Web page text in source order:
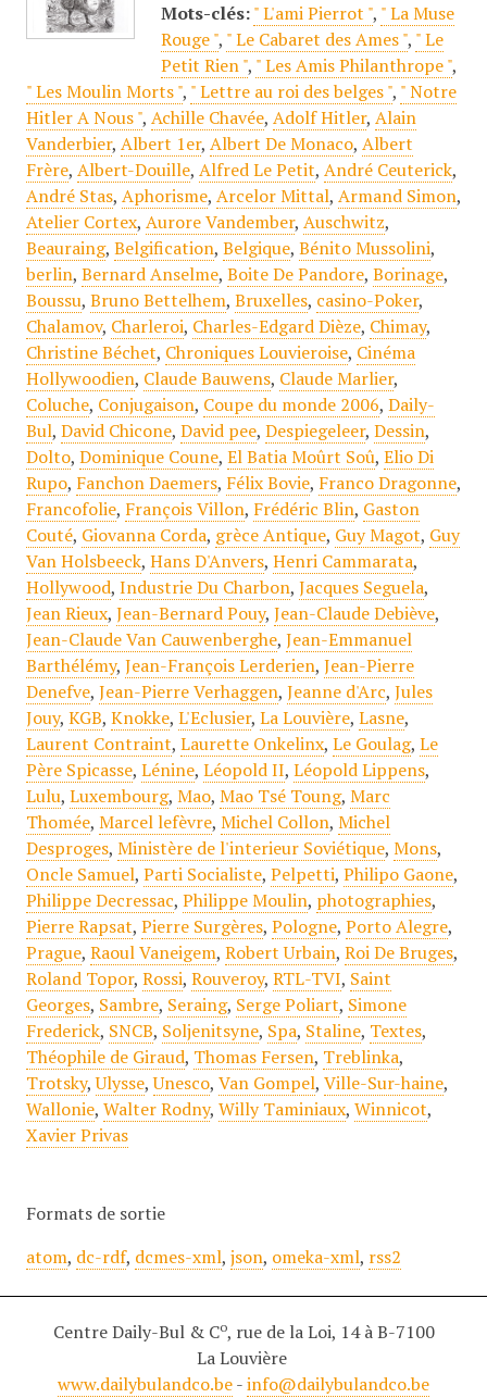
Mots-clés: " L'ami Pierrot ", " La Muse
Rouge ", " Le Cabaret des Ames ", " Le
Petit Rien ", " Les Amis Philanthrope ",
" Les Moulin Morts ", " Lettre au roi des belges ", " Notre
Hitler A Nous ", Achille Chavée, Adolf Hitler, Alain
Vanderbier, Albert 1er, Albert De Monaco, Albert
Frère, Albert-Douille, Alfred Le Petit, André Ceuterick,
André Stas, Aphorisme, Arcelor Mittal, Armand Simon,
Atelier Cortex, Aurore Vandember, Auschwitz,
Beauraing, Belgification, Belgique, Bénito Mussolini,
berlin, Bernard Anselme, Boite De Pandore, Borinage,
Boussu, Bruno Bettelhem, Bruxelles, casino-Poker,
Chalamov, Charleroi, Charles-Edgard Dièze, Chimay,
Christine Béchet, Chroniques Louvieroise, Cinéma
Hollywoodien, Claude Bauwens, Claude Marlier,
Coluche, Conjugaison, Coupe du monde 2006, Daily-
Bul, David Chicone, David pee, Despiegeleer, Dessin,
Dolto, Dominique Coune, El Batia Moûrt Soû, Elio Di
Rupo, Fanchon Daemers, Félix Bovie, Franco Dragonne,
Francofolie, François Villon, Frédéric Blin, Gaston
Couté, Giovanna Corda, grèce Antique, Guy Magot, Guy
Van Holsbeeck, Hans D'Anvers, Henri Cammarata,
Hollywood, Industrie Du Charbon, Jacques Seguela,
Jean Rieux, Jean-Bernard Pouy, Jean-Claude Debiève,
Jean-Claude Van Cauwenberghe, Jean-Emmanuel
Barthélémy, Jean-François Lerderien, Jean-Pierre
Denefve, Jean-Pierre Verhaggen, Jeanne d'Arc, Jules
Jouy, KGB, Knokke, L'Eclusier, La Louvière, Lasne,
Laurent Contraint, Laurette Onkelinx, Le Goulag, Le
Père Spicasse, Lénine, Léopold II, Léopold Lippens,
Lulu, Luxembourg, Mao, Mao Tsé Toung, Marc
Thomée, Marcel lefèvre, Michel Collon, Michel
Desproges, Ministère de l'interieur Soviétique, Mons,
Oncle Samuel, Parti Socialiste, Pelpetti, Philipo Gaone,
Philippe Decressac, Philippe Moulin, photographies,
Pierre Rapsat, Pierre Surgères, Pologne, Porto Alegre,
Prague, Raoul Vaneigem, Robert Urbain, Roi De Bruges,
Roland Topor, Rossi, Rouveroy, RTL-TVI, Saint
Georges, Sambre, Seraing, Serge Poliart, Simone
Frederick, SNCB, Soljenitsyne, Spa, Staline, Textes,
Théophile de Giraud, Thomas Fersen, Treblinka,
Trotsky,Ulysse,Unesco, Van Gompel, Ville-Sur-haine,
Wallonie, Walter Rodny, Willy Taminiaux, Winnicot,
Xavier Privas
Formats de sortie
atom, dc-rdf, dcmes-xml, json, omeka-xml, rss2
Centre Daily-Bul & Co, rue de la Loi, 14 à B-7100
La Louvière
www.dailybulandco.be-info@dailybulandco.be